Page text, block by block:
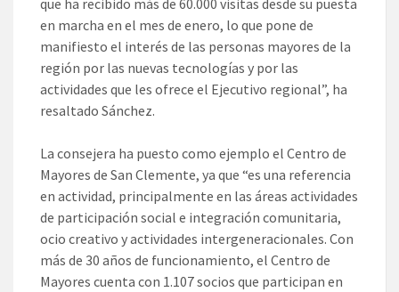
que ha recibido más de 60.000 visitas desde su puesta
en marcha en el mes de enero, lo que pone de
manifiesto el interés de las personas mayores de la
región por las nuevas tecnologías y por las
actividades que les ofrece el Ejecutivo regional”, ha
resaltado Sánchez.
La consejera ha puesto como ejemplo el Centro de
Mayores de San Clemente, ya que “es una referencia
en actividad, principalmente en las áreas actividades
de participación social e integración comunitaria,
ocio creativo y actividades intergeneracionales. Con
más de 30 años de funcionamiento, el Centro de
Mayores cuenta con 1.107 socios que participan en